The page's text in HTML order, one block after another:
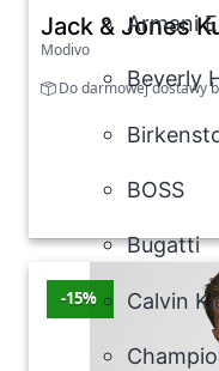
Armani
Beverly
BOSS
Bugatti
Calvin
Jack & Jones
Modivo
Do darmowej dostawy
-15%